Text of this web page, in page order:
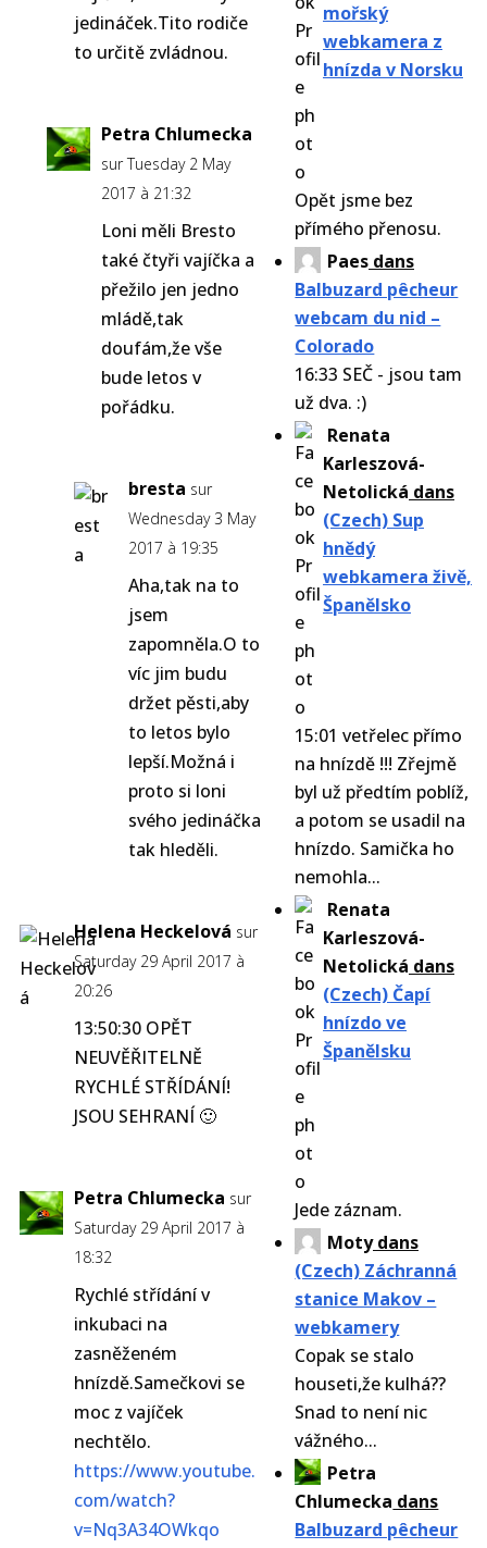
mořský
webkamera z
hnízda v Norsku
Opět jsme bez
přímého přenosu.
Paes dans
Balbuzard pêcheur
webcam du nid –
Colorado
16:33 SEČ - jsou tam
už dva. :)
Renata
Karleszová-
Netolická dans
(Czech) Sup
hnědý
webkamera živě,
Španělsko
15:01 vetřelec přímo
na hnízdě !!! Zřejmě
byl už předtím poblíž,
a potom se usadil na
hnízdo. Samička ho
nemohla...
Renata
Karleszová-
Netolická dans
(Czech) Čapí
hnízdo ve
Španělsku
Jede záznam.
Motydans
(Czech) Záchranná
stanice Makov –
webkamery
Copak se stalo
houseti,že kulhá??
Snad to není nic
vážného...
Petra
Chlumecka dans
Balbuzard pêcheur
jedináček.Tito rodiče
to určitě zvládnou.
Petra Chlumecka
sur Tuesday 2 May
2017 à 21:32
Loni měli Bresto
také čtyři vajíčka a
přežilo jen jedno
mládě,tak
doufám,že vše
bude letos v
pořádku.
bresta sur
Wednesday 3 May
2017 à 19:35
Aha,tak na to
jsem
zapomněla.O to
víc jim budu
držet pěsti,aby
to letos bylo
lepší.Možná i
proto si loni
svého jedináčka
tak hleděli.
Helena Heckelová sur
Saturday 29 April 2017 à
20:26
13:50:30 OPĚT
NEUVĚŘITELNĚ
RYCHLÉ STŘÍDÁNÍ!
JSOU SEHRANÍ 🙂
Petra Chlumecka sur
Saturday 29 April 2017 à
18:32
Rychlé střídání v
inkubaci na
zasněženém
hnízdě.Samečkovi se
moc z vajíček
nechtělo.
https://www.youtube.
com/watch?
v=Nq3A34OWkqo